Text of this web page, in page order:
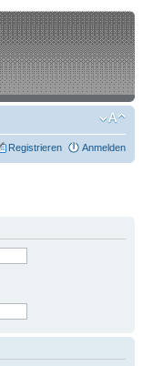
Registrieren Anmelden